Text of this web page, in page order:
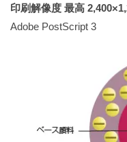
印刷解像度 最高
Adobe PostScript 3